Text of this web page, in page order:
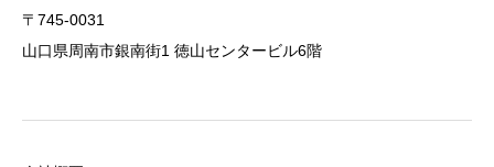
〒745-0031
山口県周南市銀南街1 徳山センタービル6階